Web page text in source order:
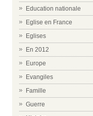
Education nationale
Eglise en France
Eglises
En 2012
Europe
Evangiles
Famille
Guerre